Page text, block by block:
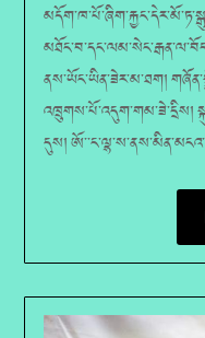
ནས་ཡོང་ཡིན་ཟེར་མ་ཐག།
འཁྲུགས་པོ་འདུག་གམ་ཟེ་དྲིས།
དུས།